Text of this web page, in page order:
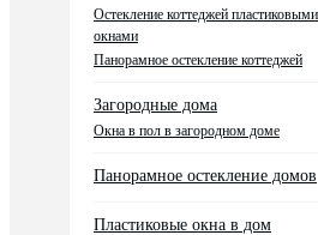
Остекление коттеджей пластиковыми
окнами
Панорамное остекление коттеджей
Загородные дома
Окна в пол в загородном доме
Панорамное остекление домов
Пластиковые окна в дом